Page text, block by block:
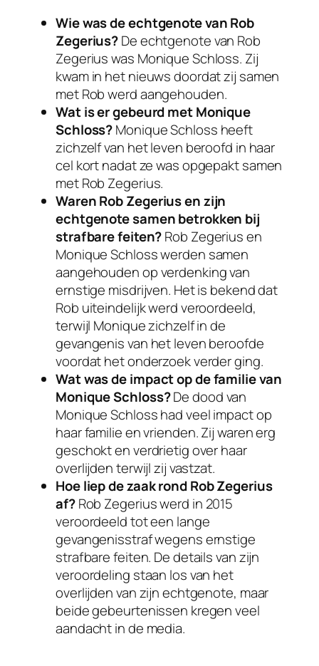
Wie was de echtgenote van Rob
Zegerius?De echtgenote van Rob
Zegerius was Monique Schloss. Zij
kwam in het nieuws doordat zij samen
met Rob werd aangehouden.
Wat is er gebeurd met Monique
Schloss?Monique Schloss heeft
zichzelf van het leven beroofd in haar
cel kort nadat ze was opgepakt samen
met Rob Zegerius.
Waren Rob Zegerius en zijn
echtgenote samen betrokken bij
strafbare feiten?Rob Zegerius en
Monique Schloss werden samen
aangehouden op verdenking van
ernstige misdrijven. Het is bekend dat
Rob uiteindelijk werd veroordeeld,
terwijl Monique zichzelf in de
gevangenis van het leven beroofde
voordat het onderzoek verder ging.
Wat was de impact op de familie van
Monique Schloss?De dood van
Monique Schloss had veel impact op
haar familie en vrienden. Zij waren erg
geschokt en verdrietig over haar
overlijden terwijl zij vastzat.
Hoe liep de zaak rond Rob Zegerius
af?Rob Zegerius werd in 2015
veroordeeld tot een lange
gevangenisstraf wegens ernstige
strafbare feiten. De details van zijn
veroordeling staan los van het
overlijden van zijn echtgenote, maar
beide gebeurtenissen kregen veel
aandacht in de media.